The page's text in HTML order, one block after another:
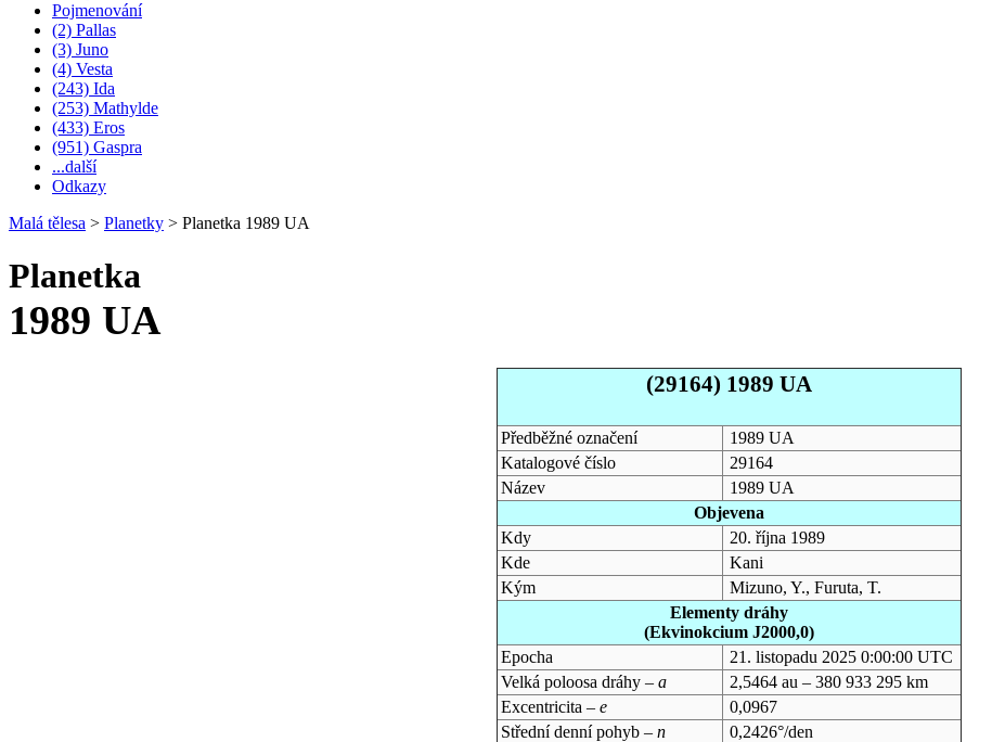
Pojmenování
(2) Pallas
(3) Juno
(4) Vesta
(243) Ida
(253) Mathylde
(433) Eros
(951) Gaspra
...další
Odkazy
Malá tělesa > Planetky > Planetka 1989 UA
Planetka
1989 UA
(29164) 1989 UA
Předběžné označení
1989 UA
Katalogové číslo
29164
Název
1989 UA
Objevena
Kdy
20. října 1989
Kde
Kani
Kým
Mizuno, Y., Furuta, T.
Elementy dráhy
(Ekvinokcium J2000,0)
Epocha
21. listopadu 2025 0:00:00 UTC
Velká poloosa dráhy – a
2,5464 au – 380 933 295 km
Excentricita – e
0,0967
Střední denní pohyb – n
0,2426°/den